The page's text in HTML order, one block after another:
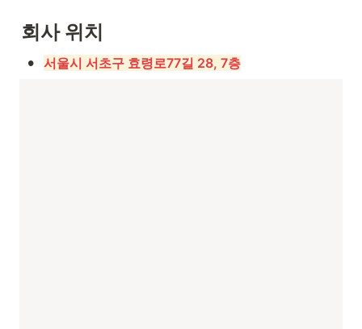
회사 위치
• 서울시 서초구 효령로77길 28, 7층